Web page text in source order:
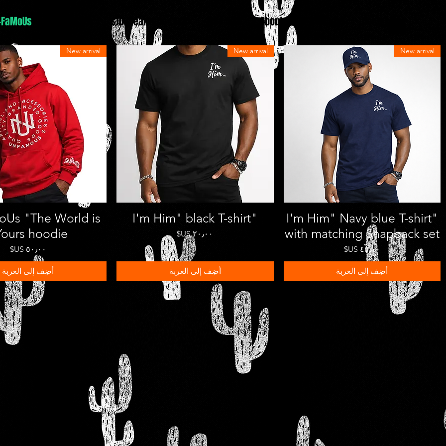
$10 Clearance rack About DCYOP clothing
العرض السريع
New arrival
"I'm Him" Navy blue T-shirt
with matching Snapback set
السعر
أضِف إلى العربة
العرض السريع
New arrival
"I'm Him" black T-shirt
السعر
أضِف إلى العربة
العرض السريع
New arrival
"The World is
hoodie"
السعر
أضِف إلى العربة